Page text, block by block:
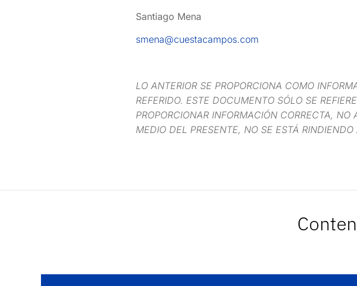
Santiago Mena
smena@cuestacampos.com
LO ANTERIOR SE PROPORCIONA COMO
REFERIDO. ESTE DOCUMENTO SÓLO SE
PROPORCIONAR INFORMACIÓN CORRECTA,
MEDIO DEL PRESENTE, NO SE ESTÁ